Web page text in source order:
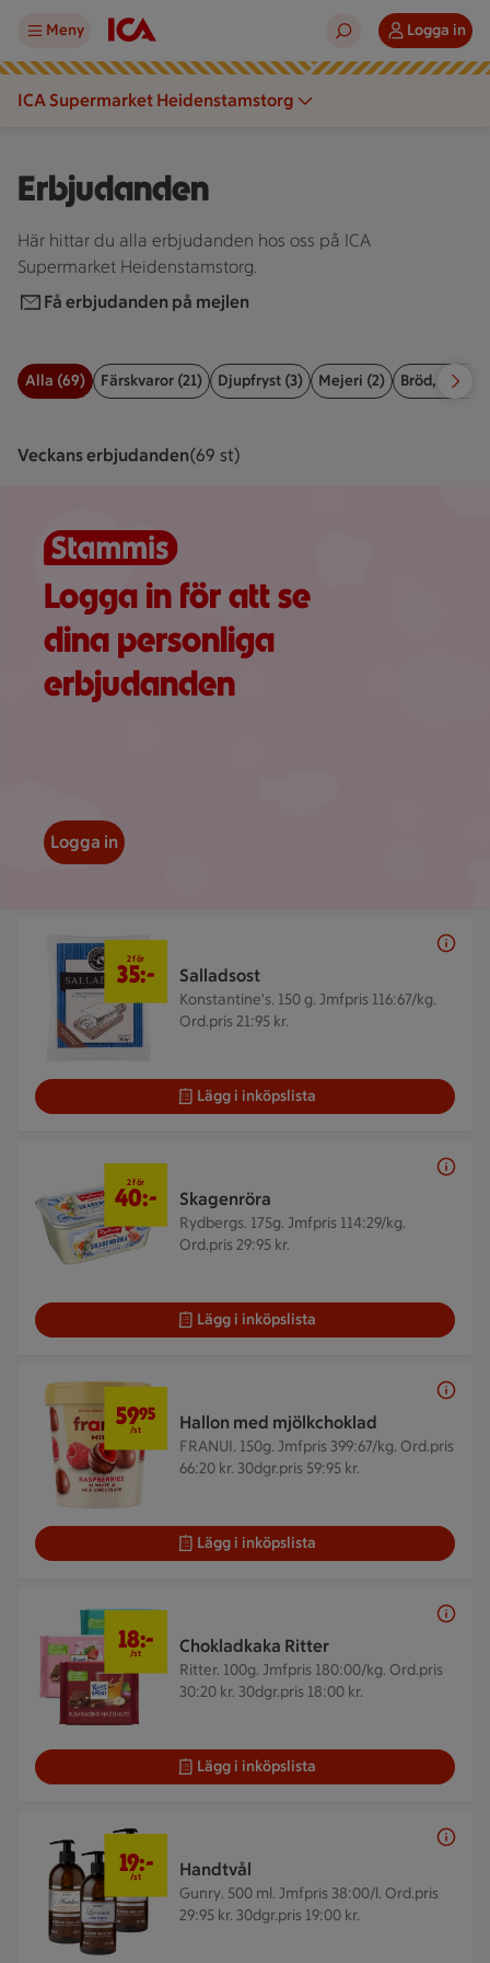
Meny Logga in
ICA Supermarket Heidenstamstorg
Erbjudanden
Här hittar du alla erbjudanden hos oss på ICA
Supermarket Heidenstamstorg.
Få erbjudanden på mejlen
Filter för erbjudanden
Alla (69) Färskvaror (21) Djupfryst (3) Mejeri (2) Bröd, kex &
Veckans erbjudandenVisar 69 st stycken
(69 st)
Logga in för att se
dina personliga
erbjudanden
Logga in
Salladsost
Konstantine's. 150 g. Jmfpris 116:67/kg.
Ord.pris 21:95 kr.
2 för
35:-
Lägg i inköpslista
Skagenröra
Rydbergs. 175g. Jmfpris 114:29/kg.
Ord.pris 29:95 kr.
2 för
40:-
Lägg i inköpslista
Hallon med mjölkchoklad
FRANUI. 150g. Jmfpris 399:67/kg. Ord.pris
66:20 kr. 30dgr.pris 59:95 kr.
5995
/st
Lägg i inköpslista
Chokladkaka Ritter
Ritter. 100g. Jmfpris 180:00/kg. Ord.pris
30:20 kr. 30dgr.pris 18:00 kr.
18 kr/st
18:-
/st
Lägg i inköpslista
Handtvål
Gunry. 500 ml. Jmfpris 38:00/l. Ord.pris
29:95 kr. 30dgr.pris 19:00 kr.
19:-
/st